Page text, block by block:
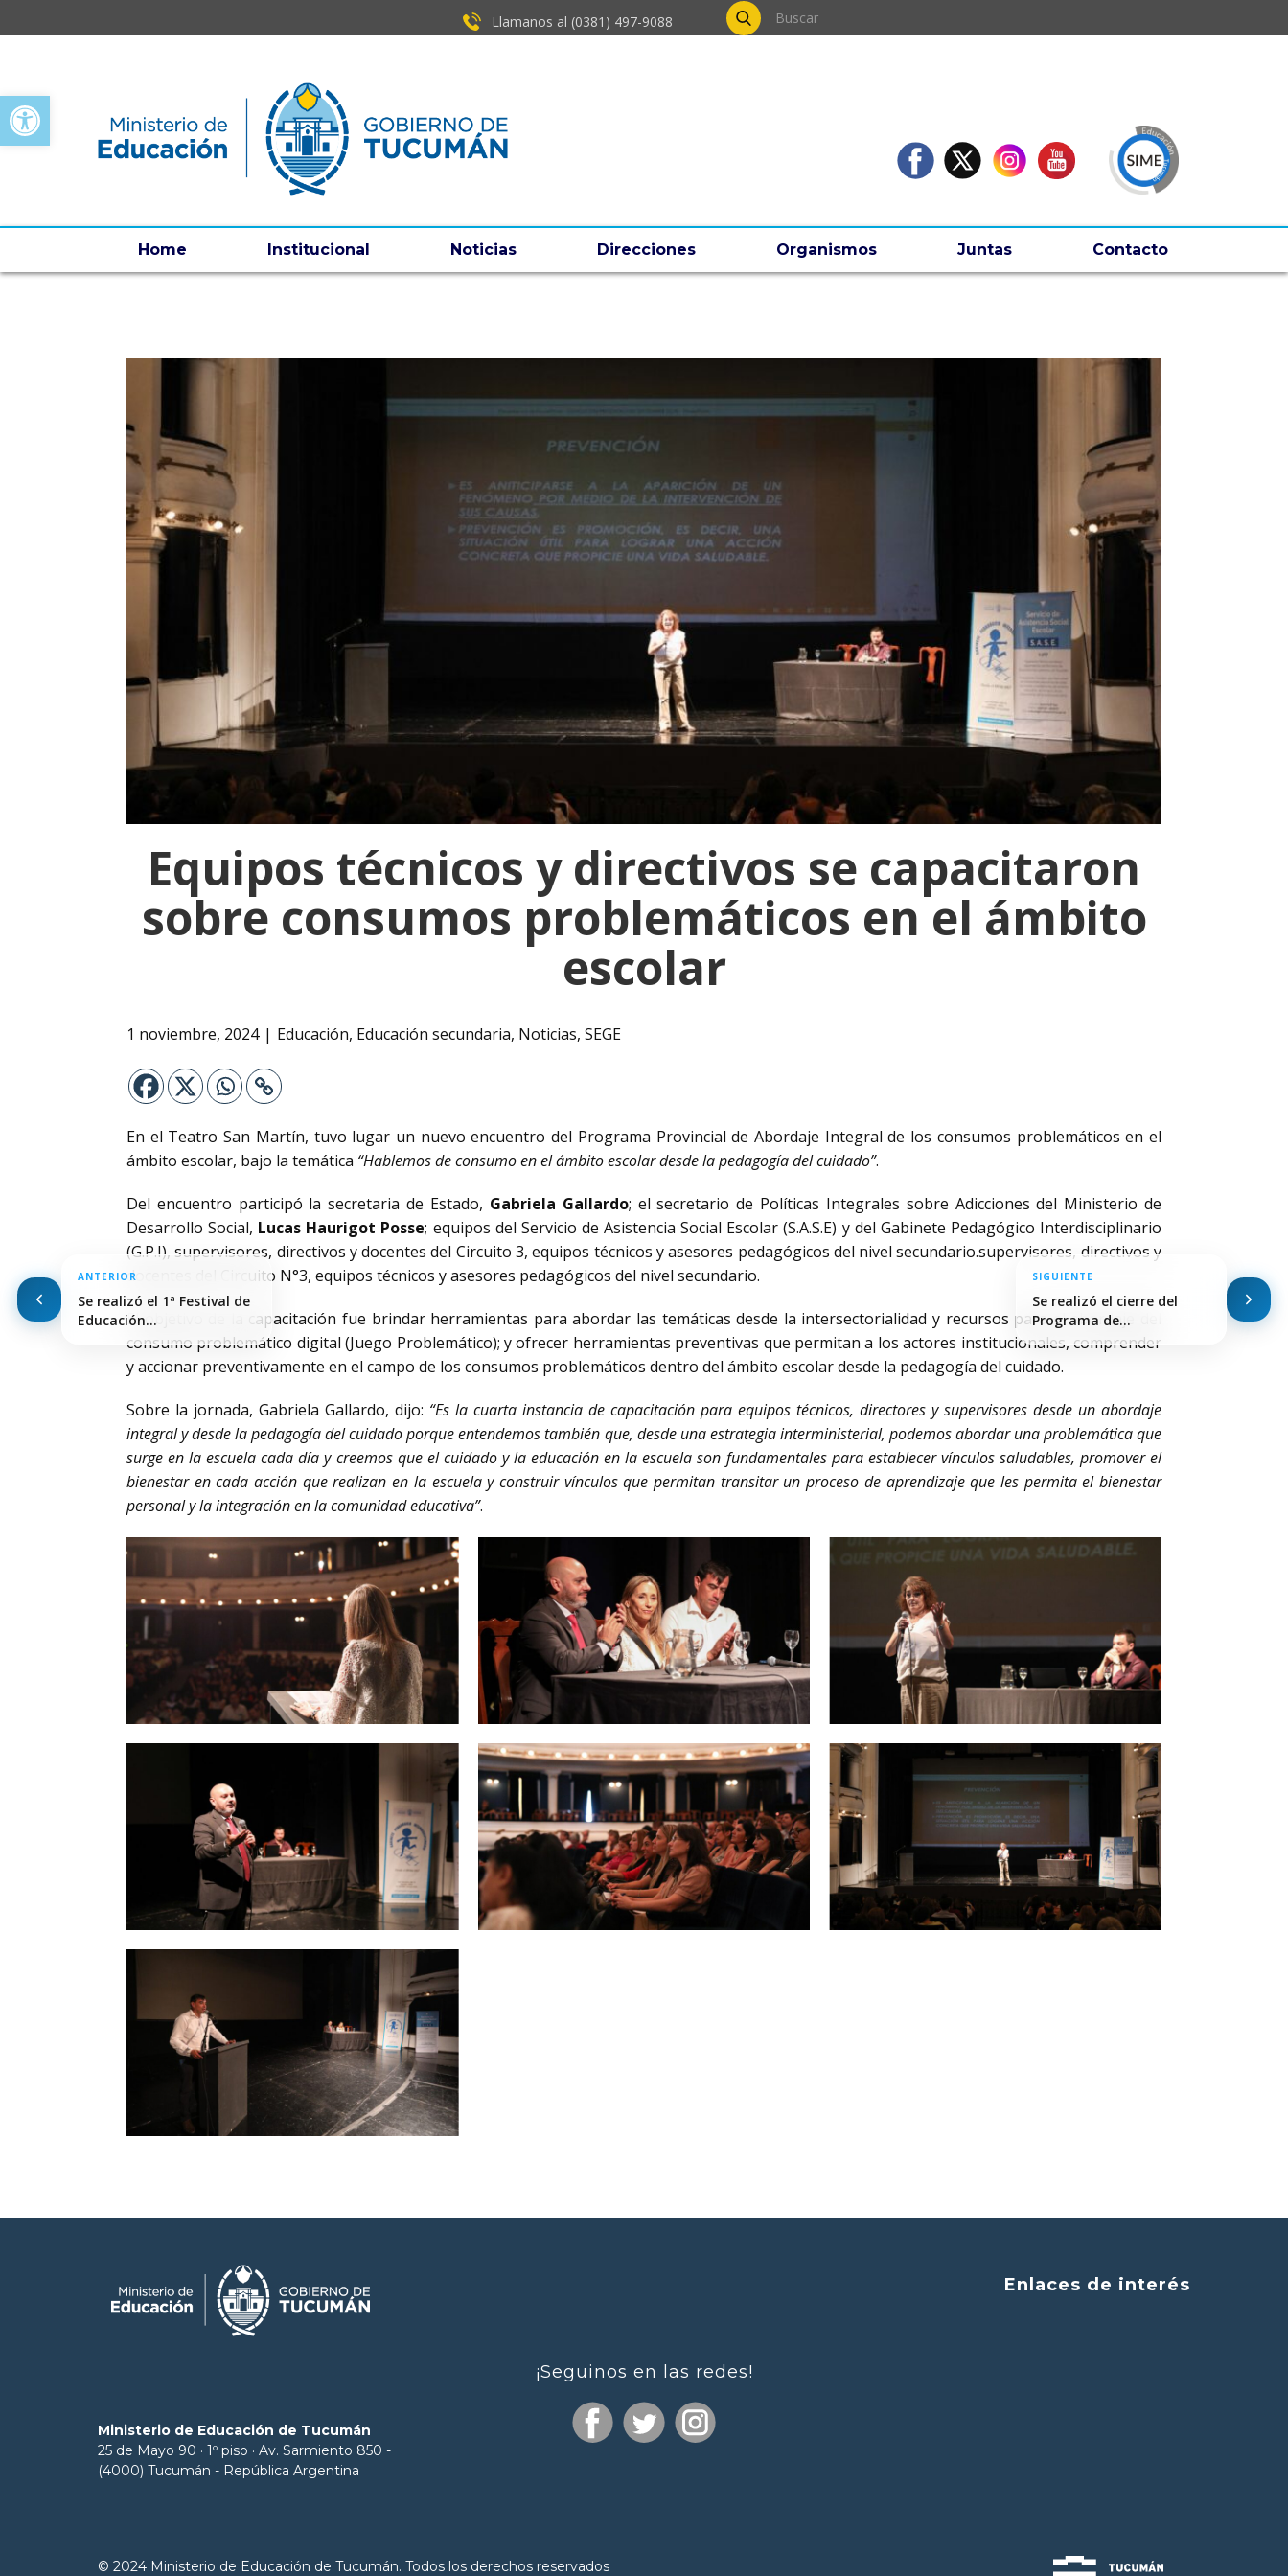
Open toolbar
Llamanos al (0381) ​497-9088
Home Institucional Noticias Direcciones Organismos Juntas Contacto
Equipos técnicos y directivos se capacitaron
sobre consumos problemáticos en el ámbito
escolar
1 noviembre, 2024 Educación, Educación secundaria, Noticias, SEGE
En el Teatro San Martín, tuvo lugar un nuevo encuentro del Programa Provincial de Abordaje Integral de los consumos problemáticos en el
ámbito escolar, bajo la temática “Hablemos de consumo en el ámbito escolar desde la pedagogía del cuidado”.
Del encuentro participó la secretaria de Estado, Gabriela Gallardo; el secretario de Políticas Integrales sobre Adicciones del Ministerio de
Desarrollo Social, Lucas Haurigot Posse; equipos del Servicio de Asistencia Social Escolar (S.A.S.E) y del Gabinete Pedagógico Interdisciplinario
(G.P.I), supervisores, directivos y docentes del Circuito 3, equipos técnicos y asesores pedagógicos del nivel secundario.supervisores, directivos y
docentes del Circuito N°3, equipos técnicos y asesores pedagógicos del nivel secundario.
El objetivo de la capacitación fue brindar herramientas para abordar las temáticas desde la intersectorialidad y recursos para el abordaje del
consumo problemático digital (Juego Problemático); y ofrecer herramientas preventivas que permitan a los actores institucionales, comprender
y accionar preventivamente en el campo de los consumos problemáticos dentro del ámbito escolar desde la pedagogía del cuidado.
Sobre la jornada, Gabriela Gallardo, dijo: “Es la cuarta instancia de capacitación para equipos técnicos, directores y supervisores desde un abordaje
integral y desde la pedagogía del cuidado porque entendemos también que, desde una estrategia interministerial, podemos abordar una problemática que
surge en la escuela cada día y creemos que el cuidado y la educación en la escuela son fundamentales para establecer vínculos saludables, promover el
bienestar en cada acción que realizan en la escuela y construir vínculos que permitan transitar un proceso de aprendizaje que les permita el bienestar
personal y la integración en la comunidad educativa”.
Ministerio de Educación de Tucumán
25 de Mayo 90 · 1º piso · Av. Sarmiento 850 -
(4000) Tucumán - República Argentina
¡Seguinos en las redes!
Enlaces de interés
© 2024 Ministerio de Educación de Tucumán. Todos los derechos reservados
ANTERIOR
Se realizó el 1ª Festival de
Educación…
SIGUIENTE
Se realizó el cierre del
Programa de…